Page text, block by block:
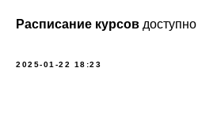
Расписание курсов
2025-01-22 18:23